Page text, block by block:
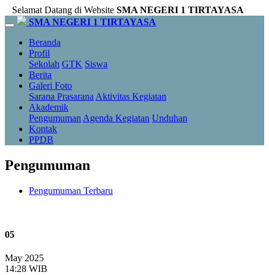
Selamat Datang di Website SMA NEGERI 1 TIRTAYASA
SMA NEGERI 1 TIRTAYASA
Beranda
Profil
Sekolah GTK Siswa
Berita
Galeri Foto
Sarana Prasarana Aktivitas Kegiatan
Akademik
Pengumuman Agenda Kegiatan Unduhan
Kontak
PPDB
Pengumuman
Pengumuman Terbaru
05
May 2025
14:28 WIB